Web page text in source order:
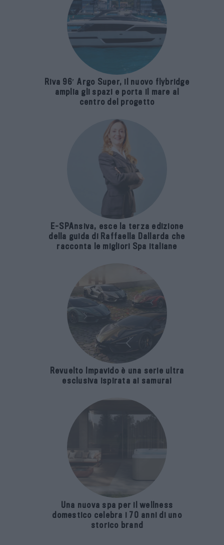
Riva 96′ Argo Super, il nuovo flybridge
amplia gli spazi e porta il mare al
centro del progetto
E-SPAnsiva, esce la terza edizione
della guida di Raffaella Dallarda che
racconta le migliori Spa italiane
Revuelto Impavido è una serie ultra
esclusiva ispirata ai samurai
Una nuova spa per il wellness
domestico celebra i 70 anni di uno
storico brand